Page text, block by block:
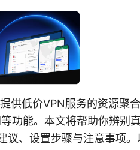
供低价VPN服务的资源聚
功能。本文将帮助你辨别
议、设置步骤与注意事项。